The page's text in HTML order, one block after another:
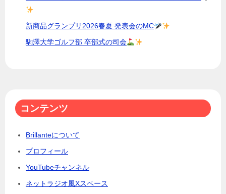
新商品グランプリ2026春夏 発表会のMC
駒澤大学ゴルフ部 卒部式の司会
コンテンツ
Brillanteについて
プロフィール
YouTubeチャンネル
ネットラジオ風Xスペース